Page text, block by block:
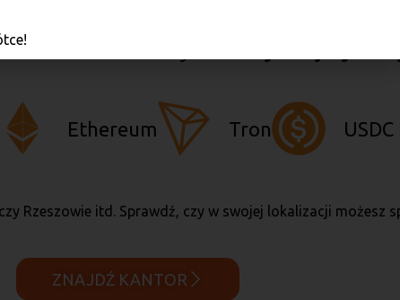
możesz skorzystać z szybkiej
Ethereum Tron USDC
Rzeszowie itd. Sprawdź, czy w swojej lokalizacji możesz
ZNAJDŹ KANTOR